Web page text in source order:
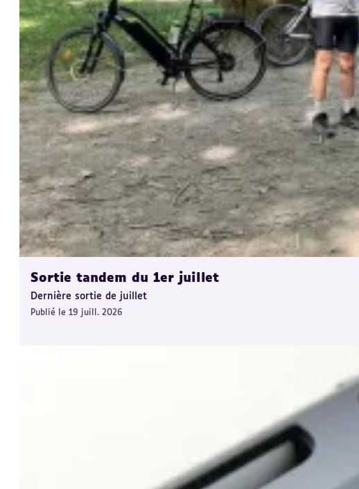
Sortie tandem du 1er juillet
Dernière sortie de juillet
Publié le 19 juill. 2026